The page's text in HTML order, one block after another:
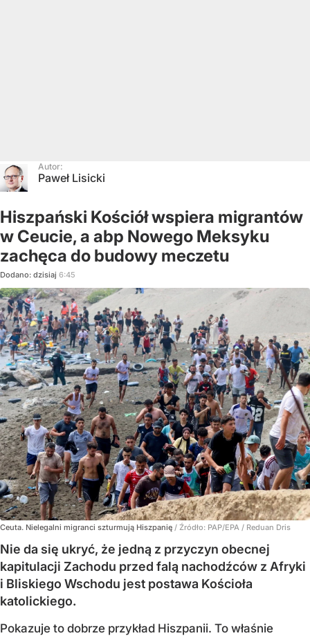
Autor:
Paweł Lisicki
Hiszpański Kościół wspiera migrantów
w Ceucie, a abp Nowego Meksyku
zachęca do budowy meczetu
Dodano: dzisiaj 6:45
Ceuta. Nielegalni migranci szturmują Hiszpanię / Źródło: PAP/EPA / Reduan Dris
Nie da się ukryć, że jedną z przyczyn obecnej
kapitulacji Zachodu przed falą nachodźców z Afryki
i Bliskiego Wschodu jest postawa Kościoła
katolickiego.
Pokazuje to dobrze przykład Hiszpanii. To właśnie